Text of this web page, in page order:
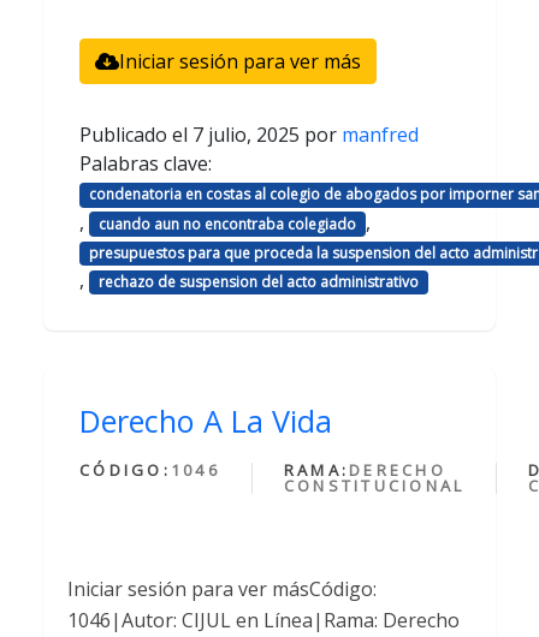
Iniciar sesión para ver más
Publicado el 7 julio, 2025 por manfred
Palabras clave:
condenatoria en costas al colegio de abogados por imporner
, cuando aun no encontraba colegiado ,
presupuestos para que proceda la suspension del acto
, rechazo de suspension del acto administrativo
Derecho A La Vida
CÓDIGO: 1046 RAMA: DERECHO
CONSTITUCIONAL
Iniciar sesión para ver másCódigo:
1046|Autor: CIJUL en Línea|Rama: Derecho